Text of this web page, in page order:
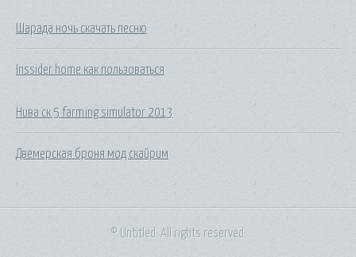
Шарада ночь скачать песню
Inssider home как пользоваться
Нива ск 5 farming simulator 2013
Двемерская броня мод скайрим
© Untitled. All rights reserved.